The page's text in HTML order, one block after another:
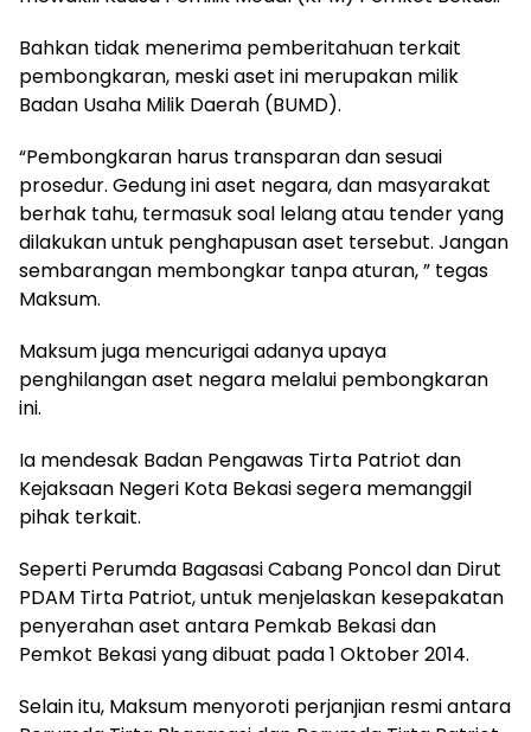
Bahkan tidak menerima pemberitahuan terkait
pembongkaran, meski aset ini merupakan milik
Badan Usaha Milik Daerah (BUMD).
“Pembongkaran harus transparan dan sesuai
prosedur. Gedung ini aset negara, dan masyarakat
berhak tahu, termasuk soal lelang atau tender yang
dilakukan untuk penghapusan aset tersebut. Jangan
sembarangan membongkar tanpa aturan, ” tegas
Maksum.
Maksum juga mencurigai adanya upaya
penghilangan aset negara melalui pembongkaran
ini.
Ia mendesak Badan Pengawas Tirta Patriot dan
Kejaksaan Negeri Kota Bekasi segera memanggil
pihak terkait.
Seperti Perumda Bagasasi Cabang Poncol dan Dirut
PDAM Tirta Patriot, untuk menjelaskan kesepakatan
penyerahan aset antara Pemkab Bekasi dan
Pemkot Bekasi yang dibuat pada 1 Oktober 2014.
Selain itu, Maksum menyoroti perjanjian resmi antara